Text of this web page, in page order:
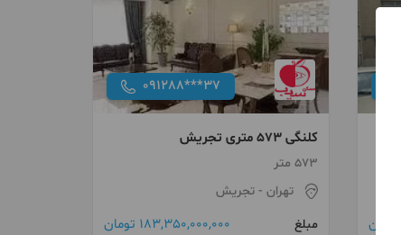
091288***37
کلنگی 573 متری تجریش
573 متر
تهران - تجریش
مبلغ
183,350,000,000 تومان